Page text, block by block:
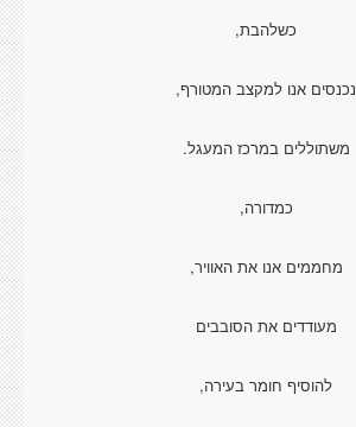
כשלהבת,
נכנסים אנו למקצב המטורף,
משתוללים במרכז המעגל.
כמדורה,
מחממים אנו את האוויר,
מעודדים את הסובבים
להוסיף חומר בעירה,